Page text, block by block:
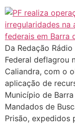
Da Redação
Federal deflagrou
Caliandra, com o
aplicação de
Município de
Mandados de
Prisão, expedidos